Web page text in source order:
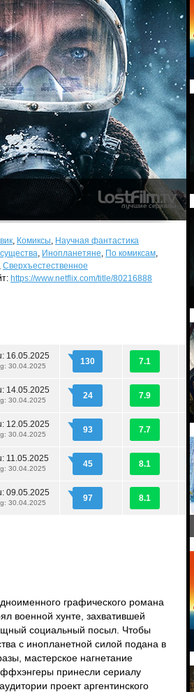
, Комиксы, Научная фантастика
, Инопланетяне, По комиксам,
, Сверхъестественное
https://www.netflix.com/title/80216888
16.05.2025
30.04.2025 130 7.1
14.05.2025
30.04.2025 24 7.9
12.05.2025
30.04.2025 93 7.7
11.05.2025
30.04.2025 45 8.1
09.05.2025
30.04.2025 97 8.1
графического романа
военной хунте, захватившей
социальный посыл. Чтобы
с инопланетной силой подана в
мастерское нагнетание
принесли сериалу
проект аргентинского